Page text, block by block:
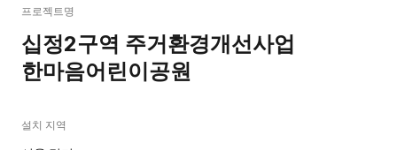
프로젝트명
십정2구역 주거환경개선사업
한마음어린이공원
설치 지역